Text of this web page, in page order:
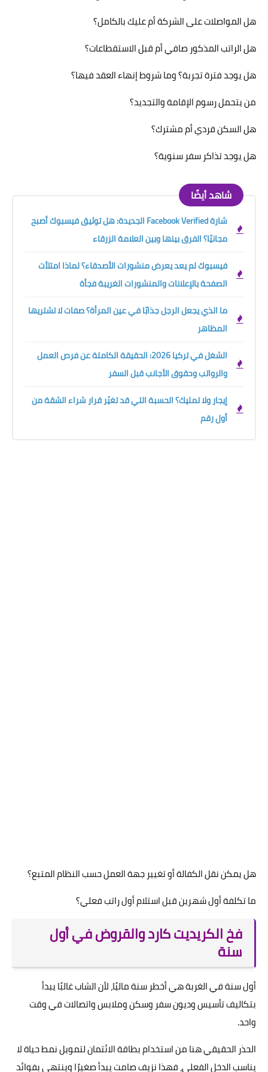
هل المواصلات على الشركة أم عليك بالكامل؟
هل الراتب المذكور صافي أم قبل الاستقطاعات؟
هل يوجد فترة تجربة؟ وما شروط إنهاء العقد فيها؟
من يتحمل رسوم الإقامة والتجديد؟
هل السكن فردي أم مشترك؟
هل يوجد تذاكر سفر سنوية؟
شاهد أيضًا
شارة Facebook Verified الجديدة: هل توثيق فيسبوك أصبح
مجانيًا؟ الفرق بينها وبين العلامة الزرقاء
فيسبوك لم يعد يعرض منشورات الأصدقاء؟ لماذا امتلأت
الصفحة بالإعلانات والمنشورات الغريبة فجأة
ما الذي يجعل الرجل جذابًا في عين المرأة؟ صفات لا تشتريها
المظاهر
الشغل في تركيا 2026: الحقيقة الكاملة عن فرص العمل
والرواتب وحقوق الأجانب قبل السفر
إيجار ولا تمليك؟ الحسبة التي قد تغيّر قرار شراء الشقة من
أول رقم
هل يمكن نقل الكفالة أو تغيير جهة العمل حسب النظام المتبع؟
ما تكلفة أول شهرين قبل استلام أول راتب فعلي؟
فخ الكريديت كارد والقروض في أول
سنة
أول سنة في الغربة هي أخطر سنة ماليًا، لأن الشاب غالبًا يبدأ
بتكاليف تأسيس وديون سفر وسكن وملابس واتصالات في وقت
واحد.
الحذر الحقيقي هنا من استخدام بطاقة الائتمان لتمويل نمط حياة لا
يناسب الدخل الفعلي، فهذا نزيف صامت يبدأ صغيرًا وينتهي بفوائد